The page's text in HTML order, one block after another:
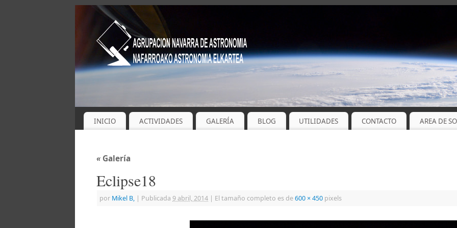
INICIO ACTIVIDADES GALERÍA BLOG UTILIDADES CONTACTO AREA DE
« Galería
Eclipse18
por Mikel B, | Publicada 9 abril, 2014 | El tamaño completo es de600 × 450 pixels